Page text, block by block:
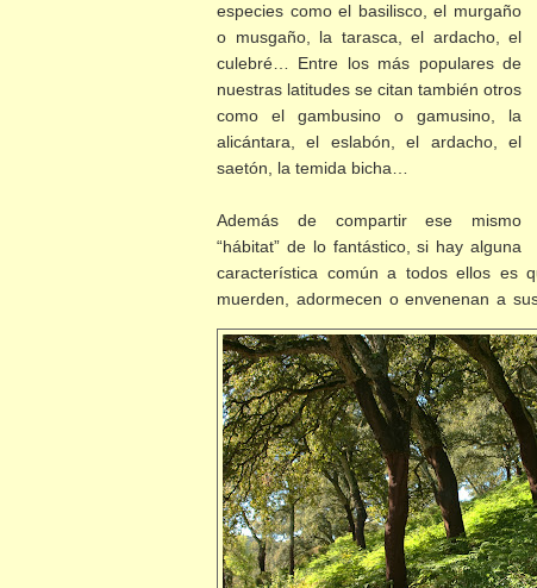
especies como el basilisco, el murgaño
o musgaño, la tarasca, el ardacho, el
culebré… Entre los más populares de
nuestras latitudes se citan también otros
como el gambusino o gamusino, la
alicántara, el eslabón, el ardacho, el
saetón, la temida bicha…
Además de compartir ese mismo
“hábitat” de lo fantástico, si hay alguna
característica común a todos ellos es
muerden, adormecen o envenenan a